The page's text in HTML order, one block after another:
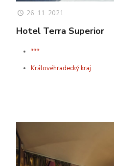
26. 11. 2021
Hotel Terra Superior
***
Královéhradecký kraj